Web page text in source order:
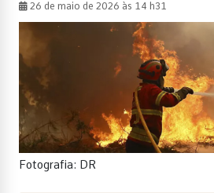
26 de maio de 2026 às 14 h31
Fotografia: DR